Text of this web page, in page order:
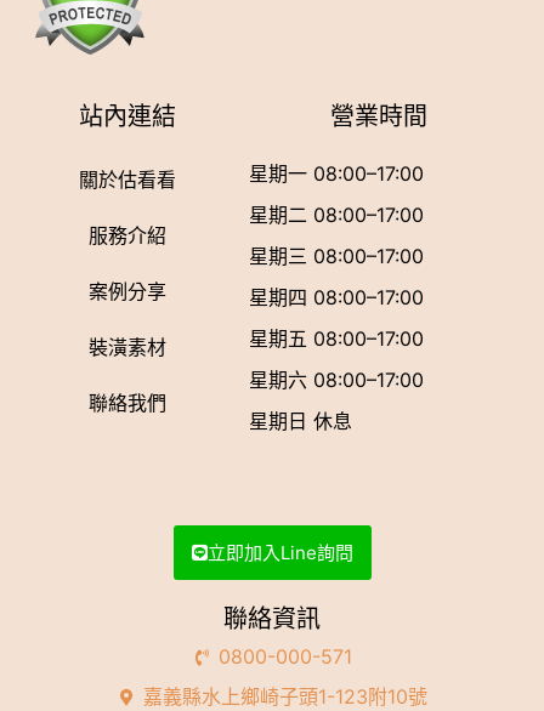
站內連結
關於估看看
服務介紹
案例分享
裝潢素材
聯絡我們
營業時間
星期一 08:00–17:00
星期二 08:00–17:00
星期三 08:00–17:00
星期四 08:00–17:00
星期五 08:00–17:00
星期六 08:00–17:00
星期日 休息
立即加入Line詢問
聯絡資訊
0800-000-571
嘉義縣水上鄉崎子頭1-123附10號